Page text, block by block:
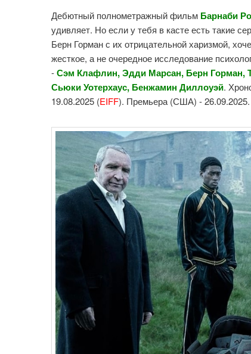
Дебютный полнометражный фильм Барнаби
удивляет. Но если у тебя в касте есть такие
Берн Горман с их отрицательной харизмой,
жесткое, а не очередное исследование
-Сэм Клафлин, Эдди Марсан, Берн Горман,
Сьюки Уотерхаус, Бенжамин Диллоуэй.
19.08.2025 (EIFF). Премьера (США) -